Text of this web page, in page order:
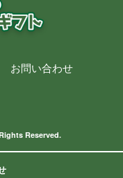
お問い合わせ
Reserved.